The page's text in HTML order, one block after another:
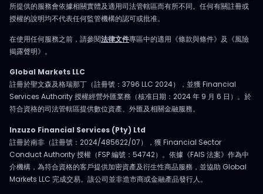
所提供的服務會依據相關實體及適用司法管轄區而有所不同。任何有關註冊或
授權的說明均不代表任何監管機構的認可或批准。
在使用任何服務之前，請參閱法律文件專區中的適用《條款與條件》及《風險
揭露聲明》。
Global Markets LLC
註冊於聖文森及格瑞那丁（註冊號：3796 LLC 2024），並獲 Financial
Services Authority 授權經營外匯業務（核准日期：2024 年 9 月 6 日）。於
符合資格的司法管轄區提供數位資產、外匯及相關金融服務。
Inzuzo Financial Services (Pty) Ltd
註冊於南非（註冊號：2024/485622/07），獲 Financial Sector
Conduct Authority 授權（FSP 編號：54742）。依據《FAIS 法案》作為中
介機構，為符合資格的客戶提供加密資產及衍生性商品服務，並協助 Global
Markets LLC 完成交易。該公司並非造市商或金融產品發行人。